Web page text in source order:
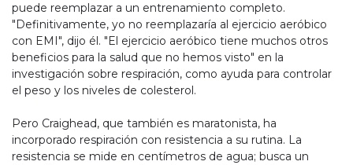
puede reemplazar a un entrenamiento completo.
"Definitivamente, yo no reemplazaría al ejercicio aeróbico
con EMI", dijo él. "El ejercicio aeróbico tiene muchos otros
beneficios para la salud que no hemos visto" en la
investigación sobre respiración, como ayuda para controlar
el peso y los niveles de colesterol.
Pero Craighead, que también es maratonista, ha
incorporado respiración con resistencia a su rutina. La
resistencia se mide en centímetros de agua; busca un